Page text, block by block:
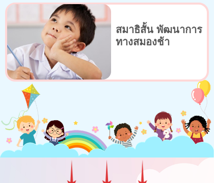
สมาธิสั้น พัฒนาการ
ทางสมองช้า